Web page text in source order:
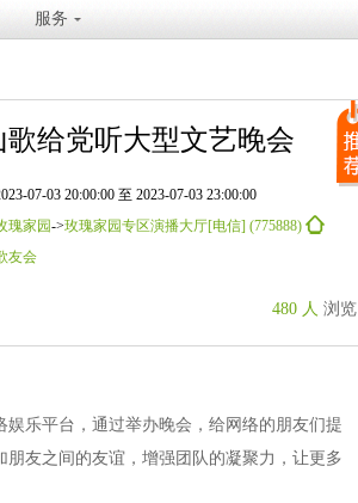
服务
歌给党听大型文艺晚会
07-03 20:00:00 至 2023-07-03 23:00:00
瑰家园->玫瑰家园专区演播大厅[电信] (775888)
友会
480 人 浏览
乐平台，通过举办晚会，给网络的朋友们提
友之间的友谊，增强团队的凝聚力，让更多